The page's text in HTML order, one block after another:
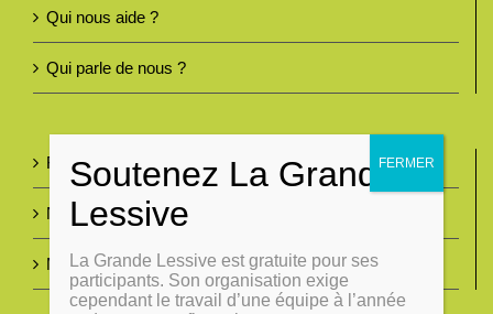
Qui nous aide ?
Qui parle de nous ?
Foire aux questions
Nous contacter
Mentions légales
La Grande Lessive est gratuite pour ses
participants. Son organisation exige
cependant le travail d’une équipe à l’année